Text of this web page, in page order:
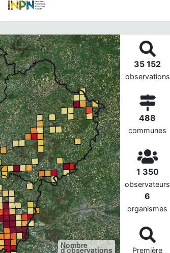
Nombre
d'observations
35 152
observations
488
communes
1 350
observateurs
6
organismes
Première